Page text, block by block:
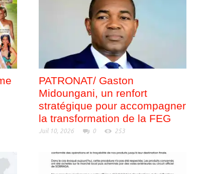
PATRONAT/ Gaston
Midoungani, un renfort
stratégique pour accompagner
la transformation de la FEG
Juil 10, 2026 0 253